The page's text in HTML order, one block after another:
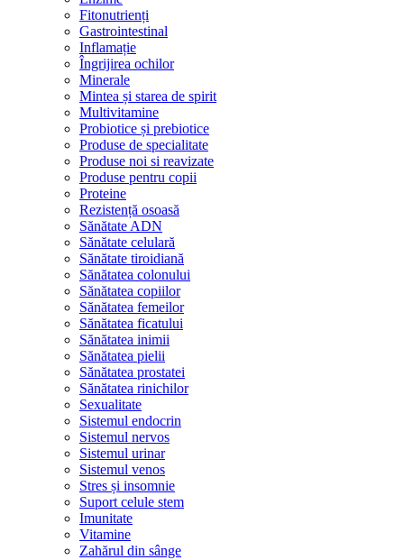
Fitonutrienți
Gastrointestinal
Inflamație
Îngrijirea ochilor
Minerale
Mintea și starea de spirit
Multivitamine
Probiotice și prebiotice
Produse de specialitate
Produse noi si reavizate
Produse pentru copii
Proteine
Rezistență osoasă
Sănătate ADN
Sănătate celulară
Sănătate tiroidiană
Sănătatea colonului
Sănătatea copiilor
Sănătatea femeilor
Sănătatea ficatului
Sănătatea inimii
Sănătatea pielii
Sănătatea prostatei
Sănătatea rinichilor
Sexualitate
Sistemul endocrin
Sistemul nervos
Sistemul urinar
Sistemul venos
Stres și insomnie
Suport celule stem
Imunitate
Vitamine
Zahărul din sânge